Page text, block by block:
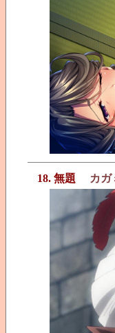
18. 無題 カガ